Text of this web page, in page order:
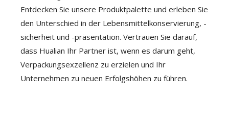
Entdecken Sie unsere Produktpalette und erleben Sie
den Unterschied in der Lebensmittelkonservierung, -
sicherheit und -präsentation. Vertrauen Sie darauf,
dass Hualian Ihr Partner ist, wenn es darum geht,
Verpackungsexzellenz zu erzielen und Ihr
Unternehmen zu neuen Erfolgshöhen zu führen.